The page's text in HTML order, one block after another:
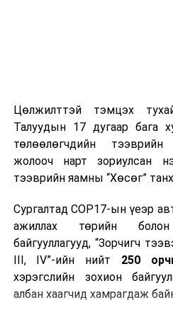
Цөлжилттэй тэмцэх
Талуудын 17 дугаар бага
төлөөлөгчдийн
жолооч нарт зориулсан
тээврийн яамны “Хөсөг”
Сургалтад COP17-ын үеэр
ажиллах төрийн
байгууллагууд, “Зорчигч
III, IV”-ийн нийт 250
хэрэгслийн зохион
албан хаагчид хамрагдаж